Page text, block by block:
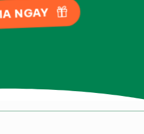
NGAY